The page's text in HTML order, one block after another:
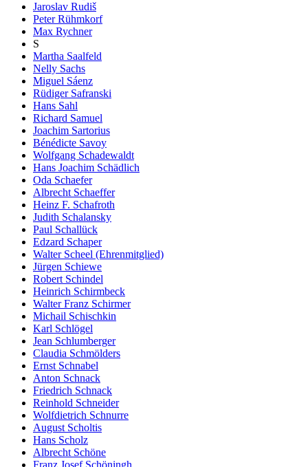
Jaroslav Rudiš
Peter Rühmkorf
Max Rychner
S
Martha Saalfeld
Nelly Sachs
Miguel Sáenz
Rüdiger Safranski
Hans Sahl
Richard Samuel
Joachim Sartorius
Bénédicte Savoy
Wolfgang Schadewaldt
Hans Joachim Schädlich
Oda Schaefer
Albrecht Schaeffer
Heinz F. Schafroth
Judith Schalansky
Paul Schallück
Edzard Schaper
Walter Scheel (Ehrenmitglied)
Jürgen Schiewe
Robert Schindel
Heinrich Schirmbeck
Walter Franz Schirmer
Michail Schischkin
Karl Schlögel
Jean Schlumberger
Claudia Schmölders
Ernst Schnabel
Anton Schnack
Friedrich Schnack
Reinhold Schneider
Wolfdietrich Schnurre
August Scholtis
Hans Scholz
Albrecht Schöne
Franz Josef Schöningh